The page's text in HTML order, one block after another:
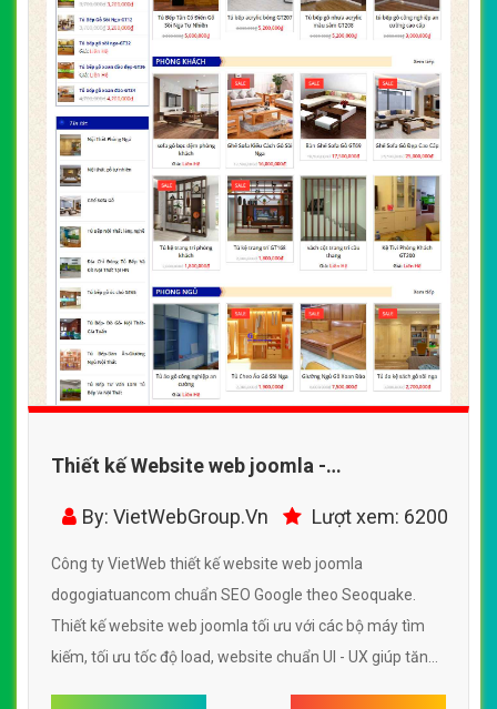
Thiết kế Website web joomla -
dogogiatuancom
By: VietWebGroup.Vn Lượt xem: 6200
Công ty VietWeb thiết kế website web joomla
dogogiatuancom chuẩn SEO Google theo Seoquake.
Thiết kế website web joomla tối ưu với các bộ máy tìm
kiếm, tối ưu tốc độ load, website chuẩn UI - UX giúp tăng